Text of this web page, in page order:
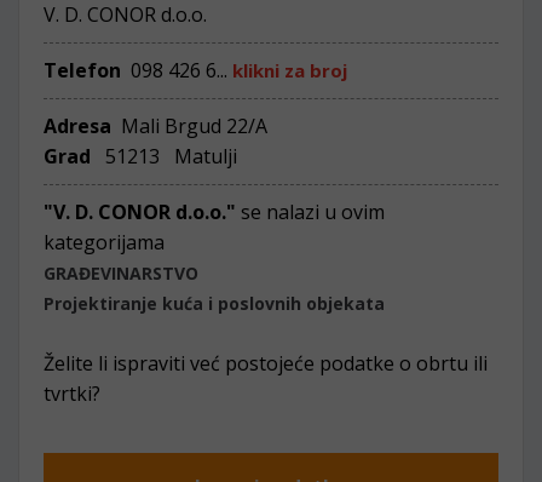
V. D. CONOR d.o.o.
Telefon 098 426 6... klikni za broj
Adresa Mali Brgud 22/A
Grad
51213 Matulji
"V. D. CONOR d.o.o." se nalazi u ovim
kategorijama
GRAĐEVINARSTVO
Projektiranje kuća i poslovnih objekata
Želite li ispraviti već postojeće podatke o obrtu ili
tvrtki?